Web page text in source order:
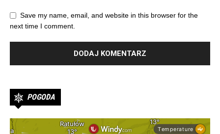
Save my name, email, and website in this browser for the
next time I comment.
POGODA